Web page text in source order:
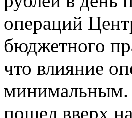
операций
бюджетного
что влияние
минимальным.
пошел вверх